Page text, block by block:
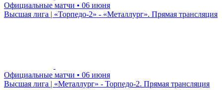
Официальные матчи • 06 июня
Высшая лига | «Торпедо-2» - «Металлург». Прямая трансляция
Официальные матчи • 06 июня
Высшая лига | «Металлург» - Торпедо-2. Прямая трансляция